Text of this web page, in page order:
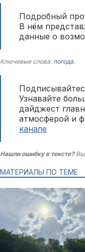
Подробный
В нём
данные о
Ключевые слова: погода.
Узнавайте
дайджест
атмосферой и
канале
Нашли ошибку в тексте?
МАТЕРИАЛЫ ПО ТЕМЕ